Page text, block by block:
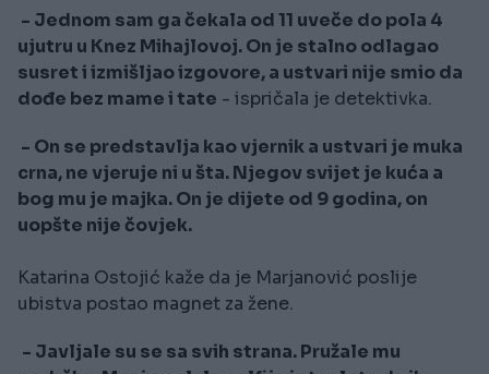
- Jednom sam ga čekala od 11 uveče do pola 4
ujutru u Knez Mihajlovoj. On je stalno odlagao
susret i izmišljao izgovore, a ustvari nije smio da
dođe bez mame i tate - ispričala je detektivka.
- On se predstavlja kao vjernik a ustvari je muka
crna, ne vjeruje ni u šta. Njegov svijet je kuća a
bog mu je majka. On je dijete od 9 godina, on
uopšte nije čovjek.
Katarina Ostojić kaže da je Marjanović poslije
ubistva postao magnet za žene.
- Javljale su se sa svih strana. Pružale mu